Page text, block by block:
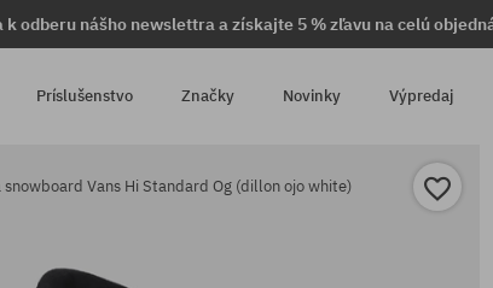
k odberu nášho newslettra a získajte 5 % zľavu na celú
Príslušenstvo Značky Novinky Výpredaj
snowboard Vans Hi Standard Og (dillon ojo white)